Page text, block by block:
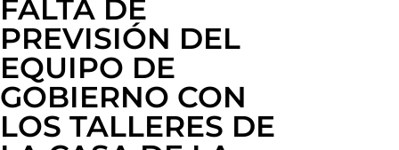
FALTA DE
PREVISIÓN DEL
EQUIPO DE
GOBIERNO CON
LOS TALLERES DE